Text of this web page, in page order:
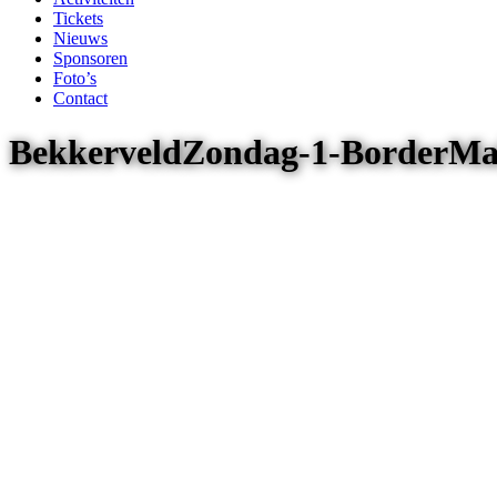
Tickets
Nieuws
Sponsoren
Foto’s
Contact
BekkerveldZondag-1-